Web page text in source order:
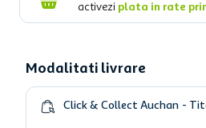
activezi plata in rate
Modalitati livrare
Click & Collect Auchan -